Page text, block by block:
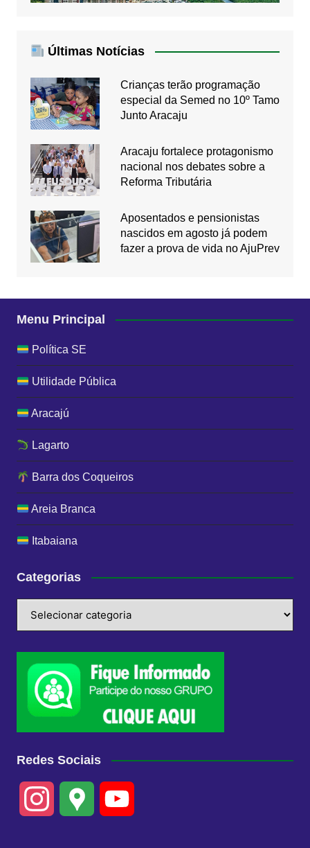
Últimas Notícias
Crianças terão programação
especial da Semed no 10º Tamo
Junto Aracaju
Aracaju fortalece protagonismo
nacional nos debates sobre a
Reforma Tributária
Aposentados e pensionistas
nascidos em agosto já podem
fazer a prova de vida no AjuPrev
Menu Principal
Política SE
Utilidade Pública
Aracajú
Lagarto
Barra dos Coqueiros
Areia Branca
Itabaiana
Categorias
Redes Sociais